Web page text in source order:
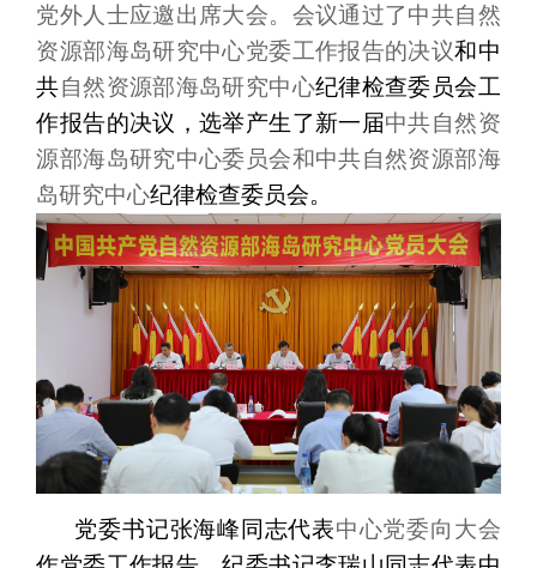
党外人士应邀出席大会。会议通过了中共自然
资源部海岛研究中心党委工作报告的决议和中
共自然资源部海岛研究中心纪律检查委员会工
作报告的决议，选举产生了新一届中共自然资
源部海岛研究中心委员会和中共自然资源部海
岛研究中心纪律检查委员会。
党委书记张海峰同志代表中心党委向大会